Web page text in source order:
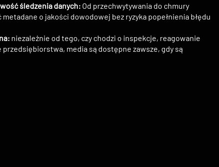
śledzenia danych: Od przechwytywania do chmury
o jakości dowodowej bez ryzyka popełnienia błędu
niezależnie od tego, czy chodzi o inspekcje, reagowanie
przedsiębiorstwa, media są dostępne zawsze, gdy są